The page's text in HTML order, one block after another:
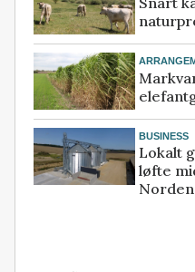
BUSINESS
Lokalt
løfte
Norden